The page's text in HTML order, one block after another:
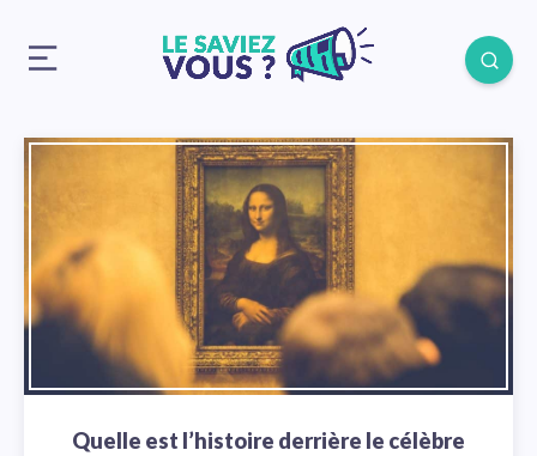
Quelle est l’histoire derrière le célèbre